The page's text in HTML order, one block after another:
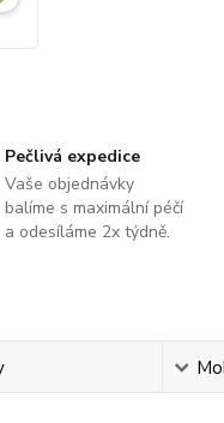
Pečlivá expedice
Vaše objednávky
balíme s maximální péčí
a odesíláme 2x týdně.